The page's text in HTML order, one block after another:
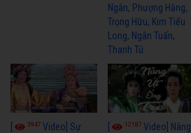
Ngân, Phượng Hằng,
Trọng Hữu, Kim Tiểu
Long, Ngân Tuấn,
Thanh Tú
[ 3947 Video] Sự
[ 12187Video] Nàng